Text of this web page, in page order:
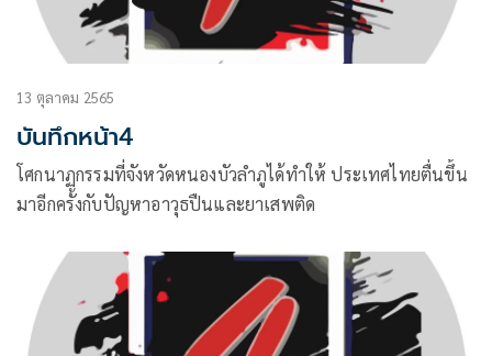
13 ตุลาคม 2565
บันทึกหน้า4
โศกนาฏกรรมที่จังหวัดหนองบัวลำภูได้ทำให้ ประเทศไทยตื่นขึ้น
มาอีกครั้งกับปัญหาอาวุธปืนและยาเสพติด